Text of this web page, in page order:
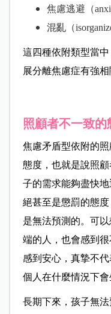
焦慮逃避（
混亂（
這四種依附類型當
展分離焦慮症有強相
照顧者不一致
焦慮矛盾型依附的
態度，也就是說照
子的需求能夠盡快
絕甚至是懲罰的態
是無法預測的。可
端的人，也會感到
感到安心，真摯不
個人在什麼情況下會
長期下來，孩子無